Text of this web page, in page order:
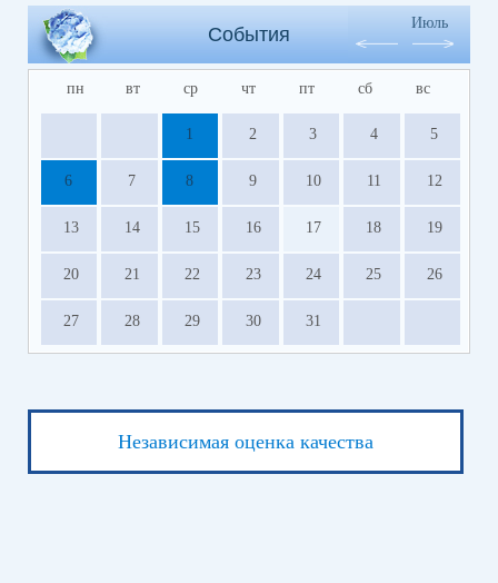
События
Июль
пн вт ср чт пт сб вс
1 2 3 4 5
6 7 8 9 10 11 12
13 14 15 16 17 18 19
20 21 22 23 24 25 26
27 28 29 30 31
Независимая оценка качества